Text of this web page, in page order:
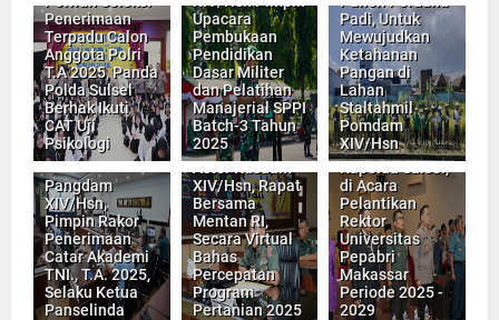
Penerimaan
Terpadu Calon
Anggota Polri
T.A 2025, Panda
Polda Sulsel
Berhak Ikuti
CAT Uji
Psikologi
Upacara
Pembukaan
Pendidikan
Dasar Militer
dan Pelatihan
Manajerial SPPI
Batch-3 Tahun
2025
Padi, Untuk
Mewujudkan
Ketahanan
Pangan di
Lahan
Staltahmil
Pomdam
XIV/Hsn
Pangdam
XIV/Hsn,
Pimpin Rakor
Penerimaan
Catar Akademi
TNI., T.A. 2025,
Selaku Ketua
Panselinda
XIV/Hsn, Rapat
Bersama
Mentan RI,
Secara Virtual
Bahas
Percepatan
Program
Pertanian 2025
Karo SDM,
Mewakili
di Acara
Pelantikan
Rektor
Universitas
Pepabri
Makassar
Periode 2025 -
2029